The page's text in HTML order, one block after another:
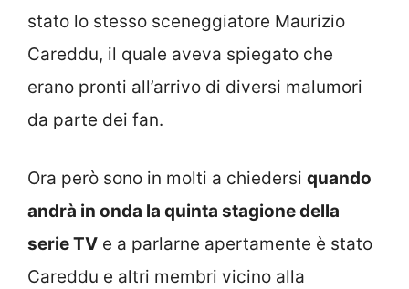
stato lo stesso sceneggiatore Maurizio
Careddu, il quale aveva spiegato che
erano pronti all’arrivo di diversi malumori
da parte dei fan.
Ora però sono in molti a chiedersi quando
andrà in onda la quinta stagione della
serie TV e a parlarne apertamente è stato
Careddu e altri membri vicino alla